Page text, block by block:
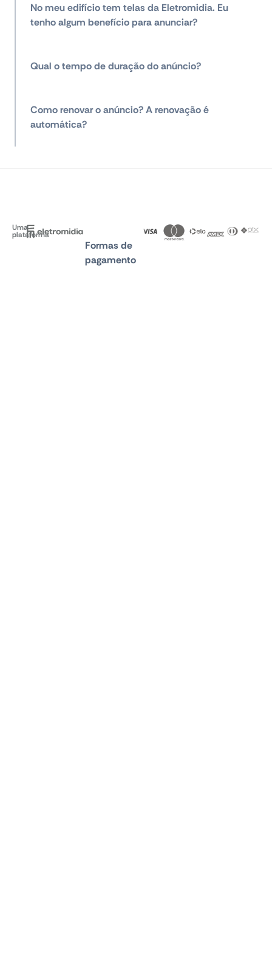
No meu edifício tem telas da Eletromidia. Eu
tenho algum benefício para anunciar?
Qual o tempo de duração do anúncio?
Como renovar o anúncio? A renovação é
automática?
Uma
plataforma
Formas de
pagamento